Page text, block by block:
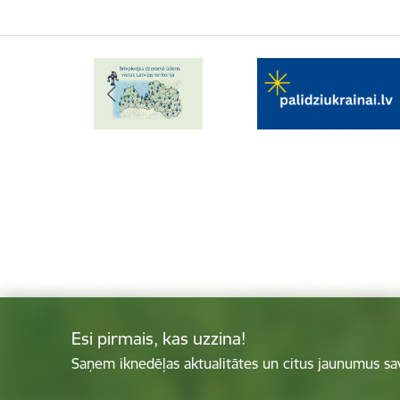
Esi pirmais, kas uzzina!
Saņem iknedēļas aktualitātes un citus jaunumus